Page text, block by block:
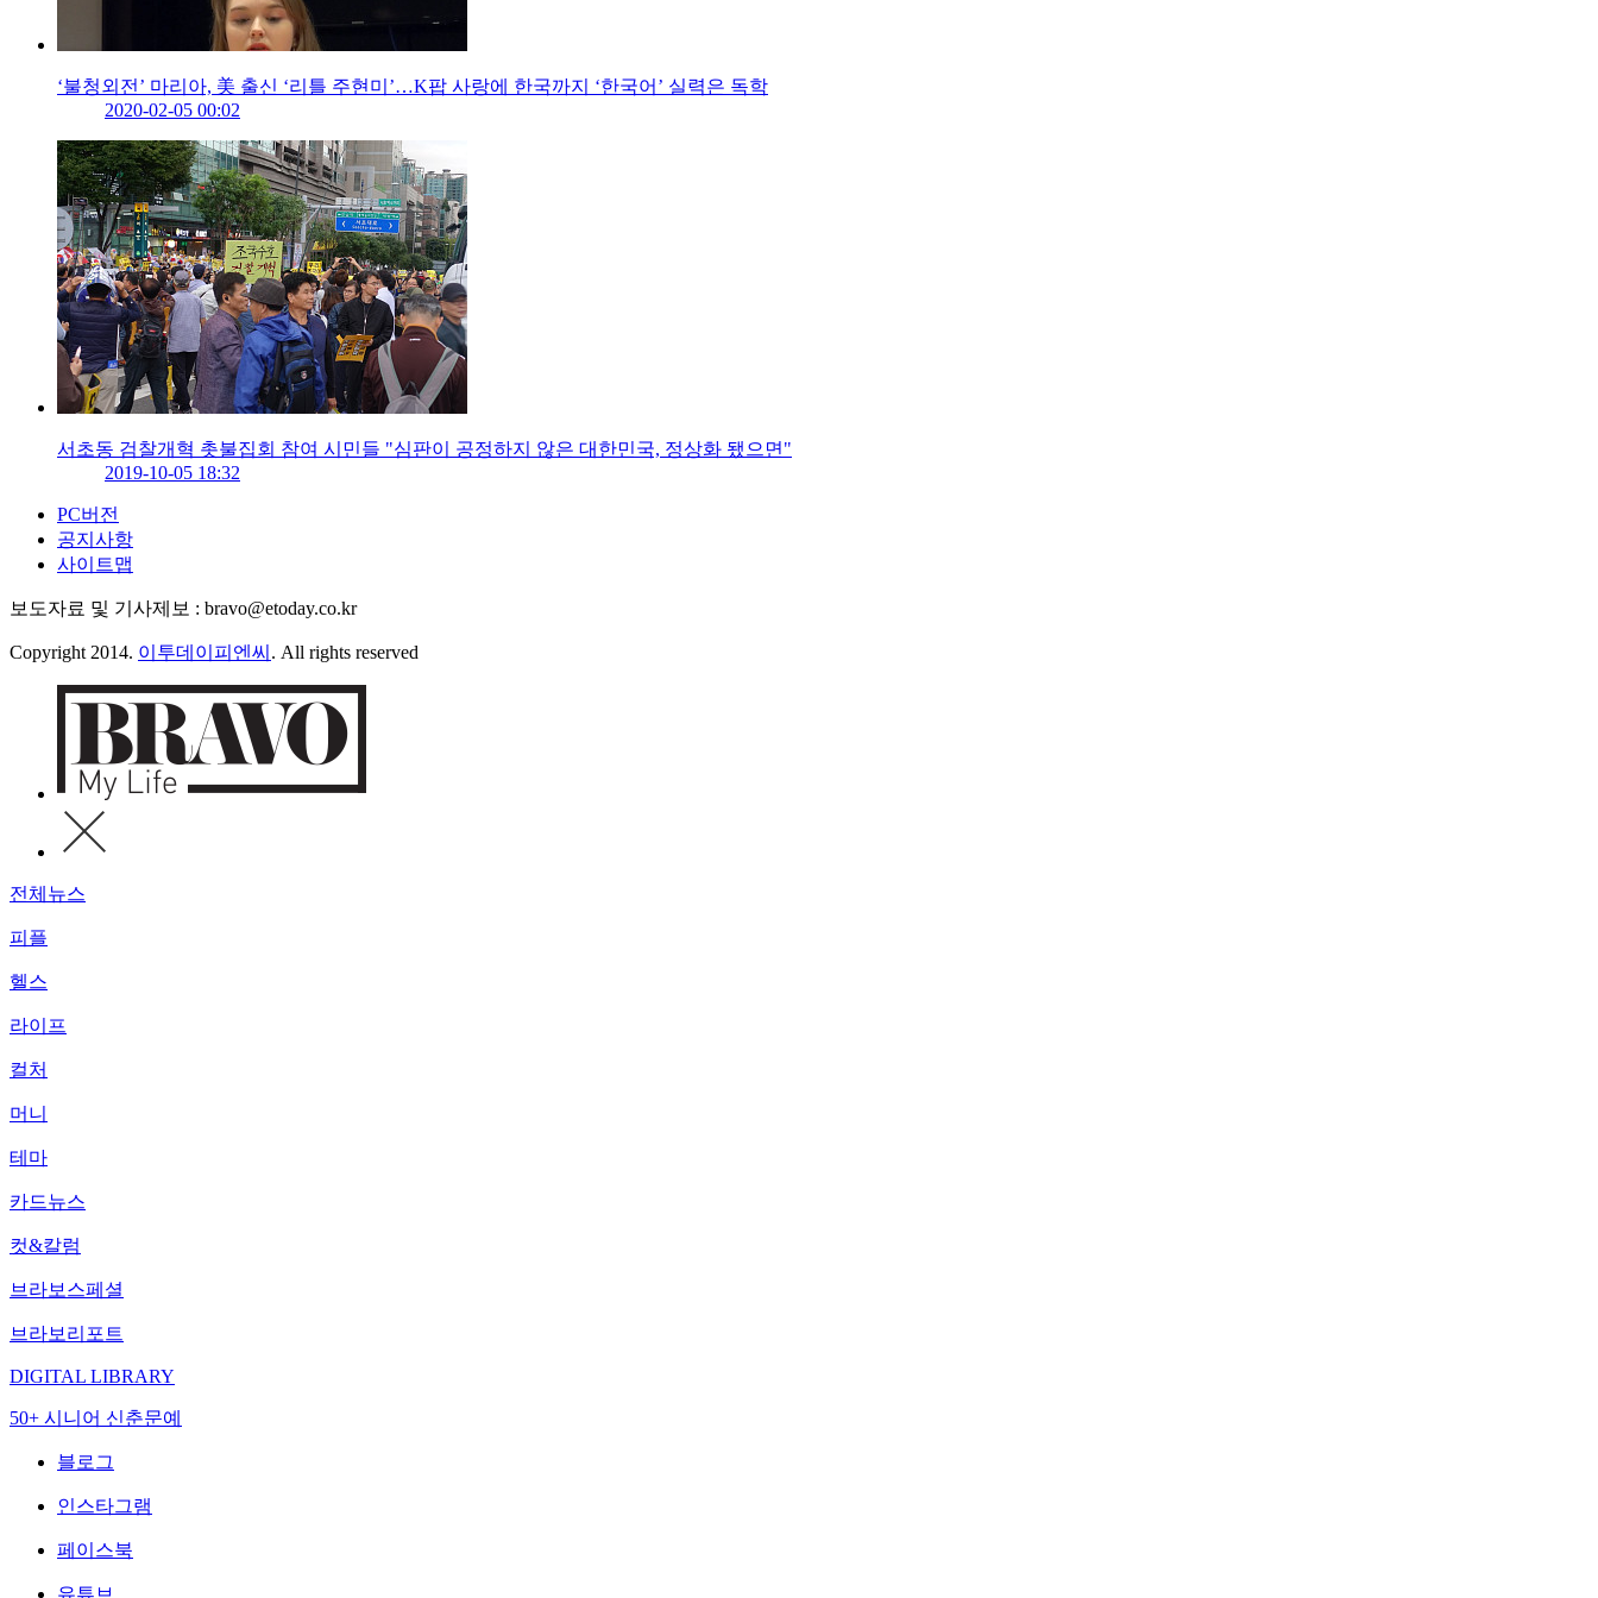
‘불청외전’ 마리아, 美 출신 ‘리틀 주현미’…K팝 사랑에 한국까지 ‘한국어’ 실력은 독학
2020-02-05 00:02
서초동 검찰개혁 촛불집회 참여 시민들 "심판이 공정하지 않은 대한민국, 정상화 됐으면"
2019-10-05 18:32
PC버전
공지사항
사이트맵
보도자료 및 기사제보 : bravo@etoday.co.kr
Copyright 2014. 이투데이피엔씨 . All rights reserved
전체뉴스
피플
헬스
라이프
컬처
머니
테마
카드뉴스
컷&칼럼
브라보스페셜
브라보리포트
DIGITAL LIBRARY
50+ 시니어 신춘문예
블로그
인스타그램
페이스북